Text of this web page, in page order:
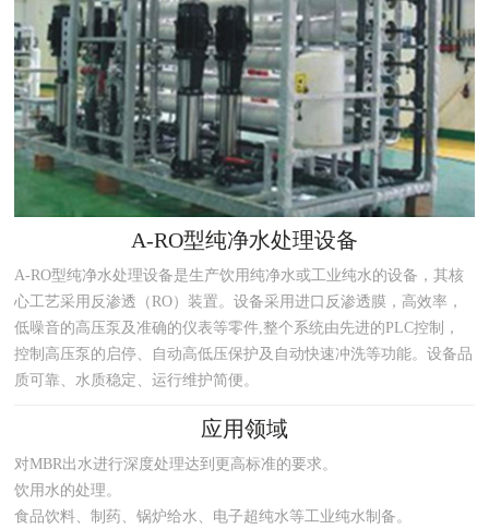
A-RO型纯净水处理设备
A-RO型纯净水处理设备是生产饮用纯净水或工业纯水的设备，其核
心工艺采用反渗透（RO）装置。设备采用进口反渗透膜，高效率，
低噪音的高压泵及准确的仪表等零件,整个系统由先进的PLC控制，
控制高压泵的启停、自动高低压保护及自动快速冲洗等功能。设备品
质可靠、水质稳定、运行维护简便。
应用领域
对MBR出水进行深度处理达到更高标准的要求。
饮用水的处理。
食品饮料、制药、锅炉给水、电子超纯水等工业纯水制备。